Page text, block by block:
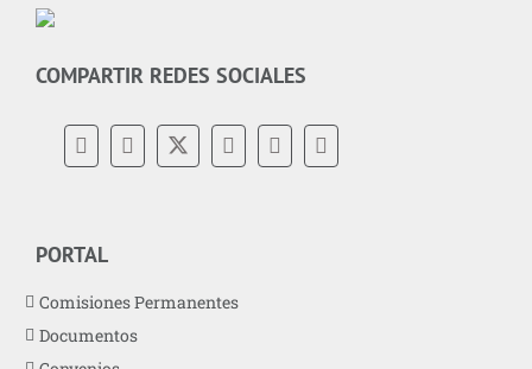
COMPARTIR REDES SOCIALES
PORTAL
Comisiones Permanentes
Documentos